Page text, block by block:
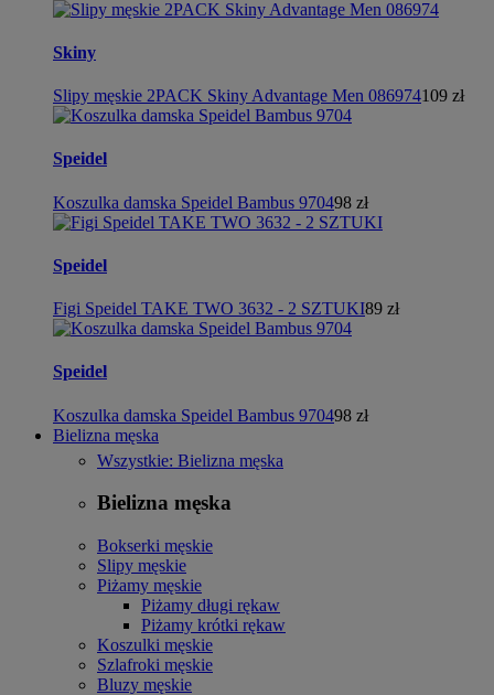
Skiny
Slipy męskie 2PACK Skiny Advantage Men 086974109 zł
Speidel
Koszulka damska Speidel Bambus 970498 zł
Speidel
Figi Speidel TAKE TWO 3632 - 2 SZTUKI89 zł
Speidel
Koszulka damska Speidel Bambus 970498 zł
Bielizna męska
Wszystkie: Bielizna męska
Bielizna męska
Bokserki męskie
Slipy męskie
Piżamy męskie
Piżamy długi rękaw
Piżamy krótki rękaw
Koszulki męskie
Szlafroki męskie
Bluzy męskie